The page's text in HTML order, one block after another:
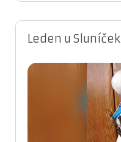
Leden u Sluníček